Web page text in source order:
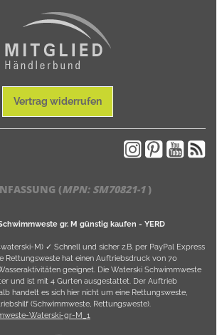
Vertrag widerrufen
(MPN: SM70821-1)
gr. M günstig kaufen - YERD
M) ✓ Schnell und sicher z.B. per PayPal Express
Rettungsweste hat einen Auftriebsdruck von 70
geeignet. Die Waterski Schwimmweste
und ist mit 4 Gurten ausgestattet. Der Auftrieb
handelt es sich hier nicht um eine Rettungsweste,
(Schwimmweste, Rettungsweste).
Waterski-gr-M_1